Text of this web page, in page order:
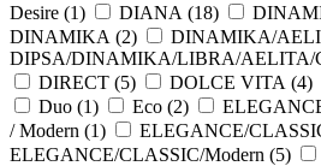
Desire (1) DIANA (18)
DINAMIKA (2) DINAMIKA/
DIPSA/DINAMIKA/LIBRA/AELITA/
DIRECT (5) DOLCE VITA (4)
Duo (1) Eco (2)
/ Modern (1) ELEGANCE/
ELEGANCE/CLASSIC/Modern (5)